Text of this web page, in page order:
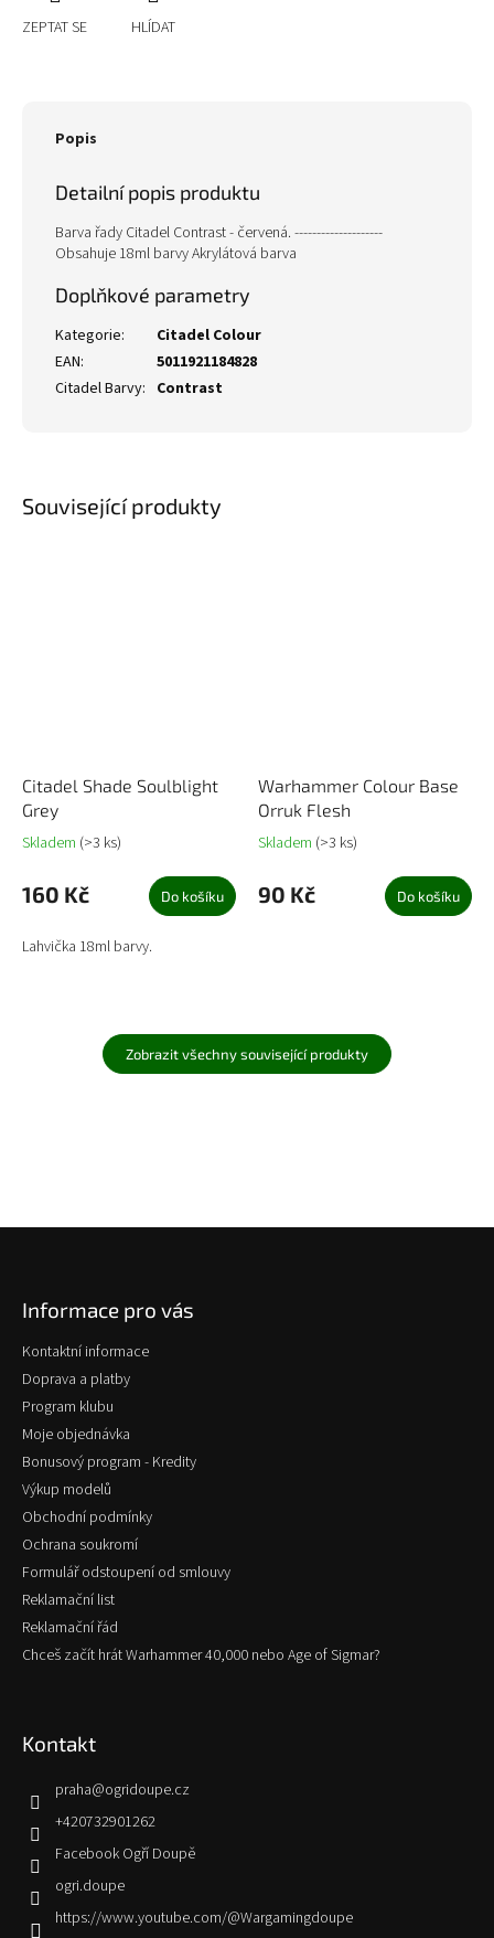
ZEPTAT SE HLÍDAT
Související produkty
Citadel Shade Soulblight
Grey
Skladem (>3 ks)
160 Kč Do košíku
Lahvička 18ml barvy.
Warhammer Colour Base
Orruk Flesh
Skladem (>3 ks)
90 Kč Do košíku
Zobrazit všechny související produkty
Popis
Detailní popis produktu
Barva řady Citadel Contrast - červená. --------------------
Obsahuje 18ml barvy Akrylátová barva
Doplňkové parametry
Kategorie:
Citadel Colour
EAN:
5011921184828
Citadel Barvy: Contrast
Informace pro vás
Kontaktní informace
Doprava a platby
Program klubu
Moje objednávka
Bonusový program - Kredity
Výkup modelů
Obchodní podmínky
Ochrana soukromí
Formulář odstoupení od smlouvy
Reklamační list
Reklamační řád
Chceš začít hrát Warhammer 40,000 nebo Age of Sigmar?
Kontakt
praha@ogridoupe.cz
+420732901262
Facebook Ogří Doupě
ogri.doupe
https://www.youtube.com/@Wargamingdoupe